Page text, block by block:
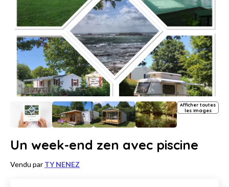
Afficher toutes
les images
Un week-end zen avec piscine
Vendu par TY NENEZ